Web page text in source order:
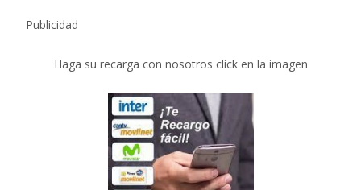
Publicidad
Haga su recarga con nosotros click en la imagen